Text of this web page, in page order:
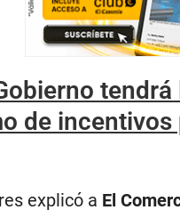
de
explicó a El